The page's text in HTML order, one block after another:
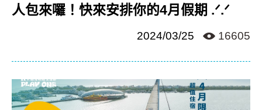
人包來囉！快來安排你的4月假期 ‪.ᐟ‪‪.ᐟ‪
2024/03/25 16605